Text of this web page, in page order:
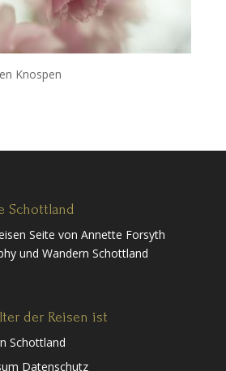
Knospen
Schottland
Seite von Annette Forsyth
und Wandern Schottland
der Reisen ist
Schottland
Datenschutz